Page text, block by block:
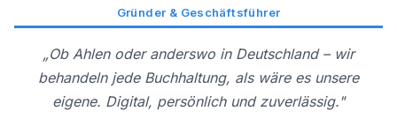
Gründer & Geschäftsführer
„Ob Ahlen oder anderswo in Deutschland – wir
behandeln jede Buchhaltung, als wäre es unsere
eigene. Digital, persönlich und zuverlässig."